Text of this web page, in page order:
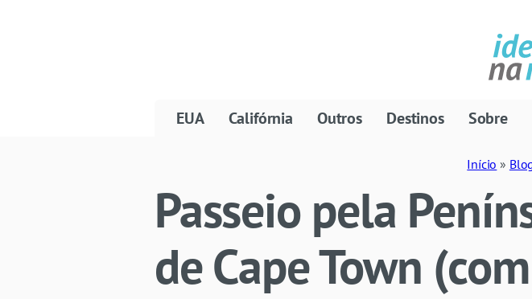
EUA Califórnia Outros Destinos Sobre
Início »
Passeio pela
de Cape Town